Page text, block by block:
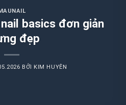
basics đơn giản
đẹp
BỞI KIM HUYÊN